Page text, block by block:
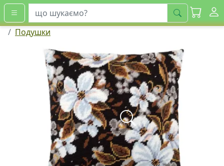
шукати
Подушки